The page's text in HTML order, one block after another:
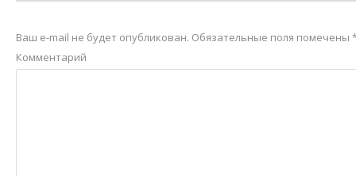
Ваш e-mail не будет опубликован. Обязательные поля помечены
Комментарий